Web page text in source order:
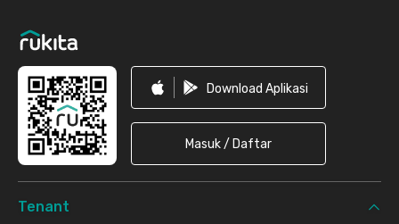
Download Aplikasi
Masuk / Daftar
Tenant